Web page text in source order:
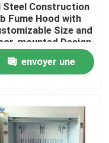
Steel Construction
Fume Hood with
Size and
mounted Design
Chemical Labs
envoyer une